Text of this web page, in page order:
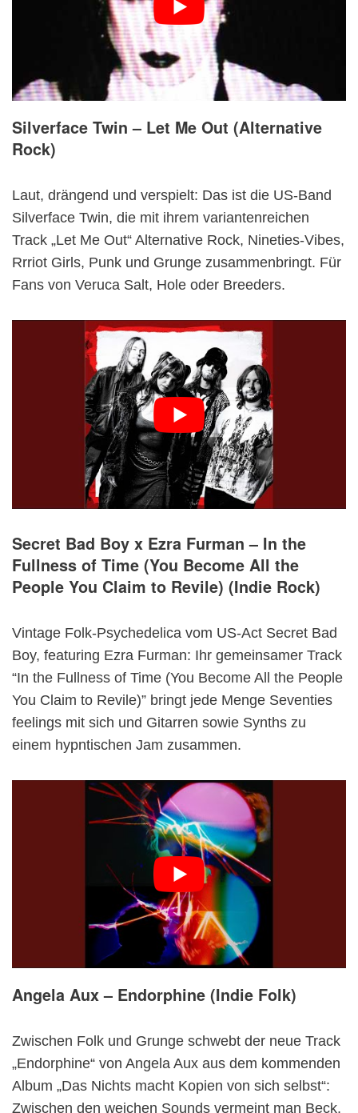
Silverface Twin – Let Me Out (Alternative
Rock)
Laut, drängend und verspielt: Das ist die US-Band
Silverface Twin, die mit ihrem variantenreichen
Track „Let Me Out“ Alternative Rock, Nineties-Vibes,
Rrriot Girls, Punk und Grunge zusammenbringt. Für
Fans von Veruca Salt, Hole oder Breeders.
Secret Bad Boy x Ezra Furman – In the
Fullness of Time (You Become All the
People You Claim to Revile) (Indie Rock)
Vintage Folk-Psychedelica vom US-Act Secret Bad
Boy, featuring Ezra Furman: Ihr gemeinsamer Track
“In the Fullness of Time (You Become All the People
You Claim to Revile)” bringt jede Menge Seventies
feelings mit sich und Gitarren sowie Synths zu
einem hypntischen Jam zusammen.
Angela Aux – Endorphine (Indie Folk)
Zwischen Folk und Grunge schwebt der neue Track
„Endorphine“ von Angela Aux aus dem kommenden
Album „Das Nichts macht Kopien von sich selbst“:
Zwischen den weichen Sounds vermeint man Beck,